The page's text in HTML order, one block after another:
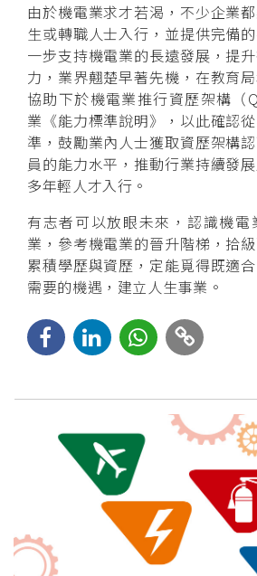
由於機電業求才若渴，不少企業
生或轉職人士入行，並提供完備
一步支持機電業的長遠發展，提
力，業界翹楚早著先機，在教育
協助下於機電業推行資歷架構（
業《能力標準說明》，以此確認
準，鼓勵業內人士獲取資歷架構
員的能力水平，推動行業持續發
多年輕人才入行。
有志者可以放眼未來，認識機電
業，參考機電業的晉升階梯，拾
累積學歷與資歷，定能覓得既適
需要的機遇，建立人生事業。